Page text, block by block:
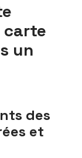
carte
un
des
et